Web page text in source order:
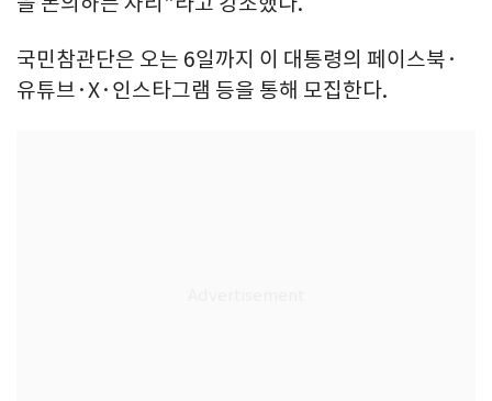
국민참관단은 오는 6일까지 이 대통령의 페이스북·
유튜브·X·인스타그램 등을 통해 모집한다.